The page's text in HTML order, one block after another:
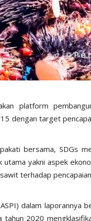
platform
dengan target
bersama, SDGs
yakni aspek
terhadap
dalam laporannya
2020